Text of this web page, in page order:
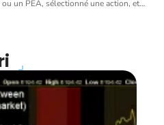
un PEA, sélectionné une action, et…